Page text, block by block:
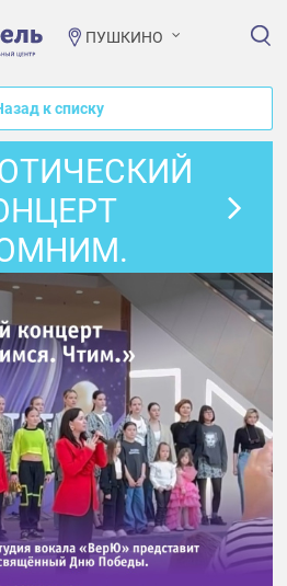
ПУШКИНО
к списку